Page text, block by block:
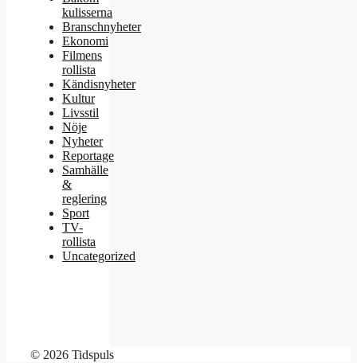
kulisserna
Branschnyheter
Ekonomi
Filmens
rollista
Kändisnyheter
Kultur
Livsstil
Nöje
Nyheter
Reportage
Samhälle
&
reglering
Sport
TV-
rollista
Uncategorized
© 2026 Tidspuls